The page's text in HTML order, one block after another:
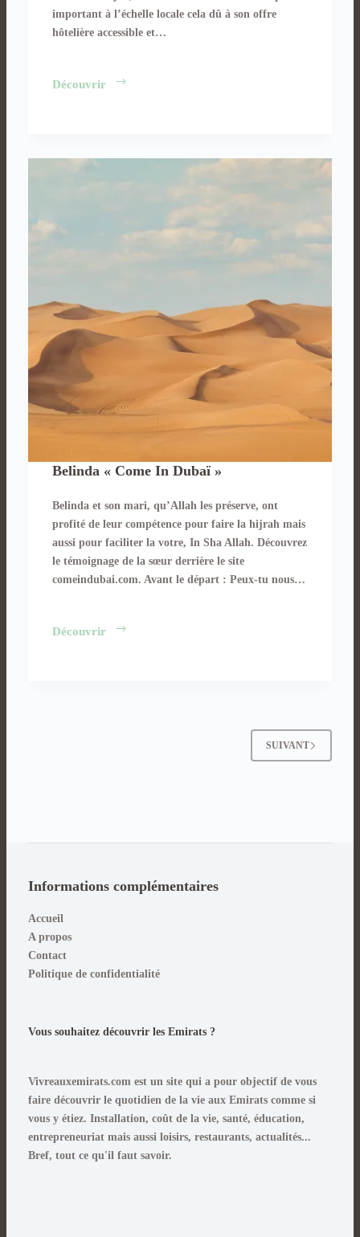
important à l’échelle locale cela dû à son offre
hôtelière accessible et…
Découvrir
Deïra,
Belinda « Come In Dubaï »
Belinda et son mari, qu’Allah les préserve, ont
profité de leur compétence pour faire la hijrah mais
aussi pour faciliter la votre, In Sha Allah. Découvrez
le témoignage de la sœur derrière le site
comeindubai.com. Avant le départ : Peux-tu nous…
Découvrir
Belinda
SUIVANT
Informations complémentaires
Accueil
A propos
Contact
Politique de confidentialité
Vous souhaitez découvrir les Emirats ?
Vivreauxemirats.com est un site qui a pour objectif de vous
faire découvrir le quotidien de la vie aux Emirats comme si
vous y étiez. Installation, coût de la vie, santé, éducation,
entrepreneuriat mais aussi loisirs, restaurants, actualités...
Bref, tout ce qu'il faut savoir.